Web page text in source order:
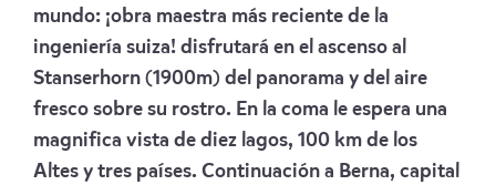
mundo: ¡obra maestra más reciente de la
ingeniería suiza! disfrutará en el ascenso al
Stanserhorn (1900m) del panorama y del aire
fresco sobre su rostro. En la coma le espera una
magnifica vista de diez lagos, 100 km de los
Altes y tres países. Continuación a Berna, capital